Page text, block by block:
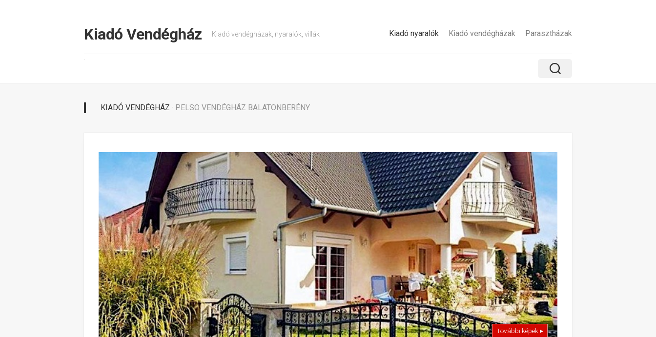
Kiadó Vendégház Kiadó vendégházak, nyaralók, villák Kiadó nyaralók Kiadó vendégházak Parasztházak
KIADÓ VENDÉGHÁZ · PELSO VENDÉGHÁZ BALATONBERÉNY
További képek ▸